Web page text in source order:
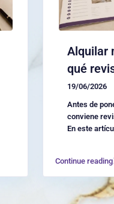
Alquilar
qué
19/06/2026
Antes de
conviene
En este
Continue reading